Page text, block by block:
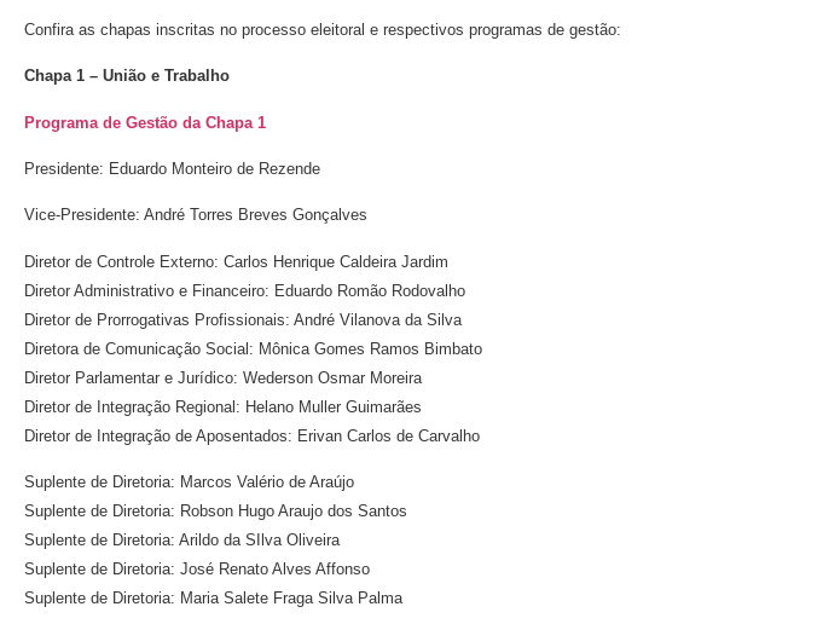
Confira as chapas inscritas no processo eleitoral e respectivos programas de gestão:
Chapa 1 – União e Trabalho
Programa de Gestão da Chapa 1
Presidente: Eduardo Monteiro de Rezende
Vice-Presidente: André Torres Breves Gonçalves
Diretor de Controle Externo: Carlos Henrique Caldeira Jardim
Diretor Administrativo e Financeiro: Eduardo Romão Rodovalho
Diretor de Prorrogativas Profissionais: André Vilanova da Silva
Diretora de Comunicação Social: Mônica Gomes Ramos Bimbato
Diretor Parlamentar e Jurídico: Wederson Osmar Moreira
Diretor de Integração Regional: Helano Muller Guimarães
Diretor de Integração de Aposentados: Erivan Carlos de Carvalho
Suplente de Diretoria: Marcos Valério de Araújo
Suplente de Diretoria: Robson Hugo Araujo dos Santos
Suplente de Diretoria: Arildo da SIlva Oliveira
Suplente de Diretoria: José Renato Alves Affonso
Suplente de Diretoria: Maria Salete Fraga Silva Palma